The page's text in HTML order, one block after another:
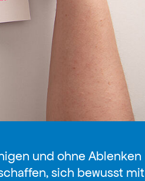
und ohne Ablenken
sich bewusst mit